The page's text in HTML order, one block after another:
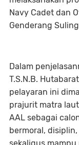
Navy Cadet dan
Genderang
Dalam
T.S.N.B.
pelayaran ini
prajurit matra
AAL sebagai
bermoral,